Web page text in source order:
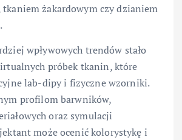
żakardowym czy dzianiem
wpływowych trendów stało
próbek tkanin, które
lab-dipy i fizyczne wzorniki.
profilom barwników,
oraz symulacji
może ocenić kolorystykę i